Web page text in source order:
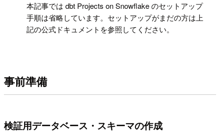
本記事では dbt Projects on Snowflake のセットアップ
手順は省略しています。セットアップがまだの方は上
記の公式ドキュメントを参照してください。
事前準備
検証用データベース・スキーマの作成